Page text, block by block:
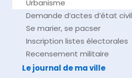
Urbanisme
Demande d’actes d’état civil
Se marier, se pacser
Inscription listes électorales
Recensement militaire
Le journal de ma ville